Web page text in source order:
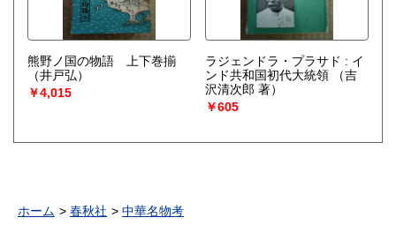
熊野ノ国の物語 上下巻揃
（井戸弘）
￥4,015
ラジェンドラ・プラサド : イ
ンド共和国初代大統領
（吉
沢清次郎 著）
￥605
ホーム 春秋社 中華名物考